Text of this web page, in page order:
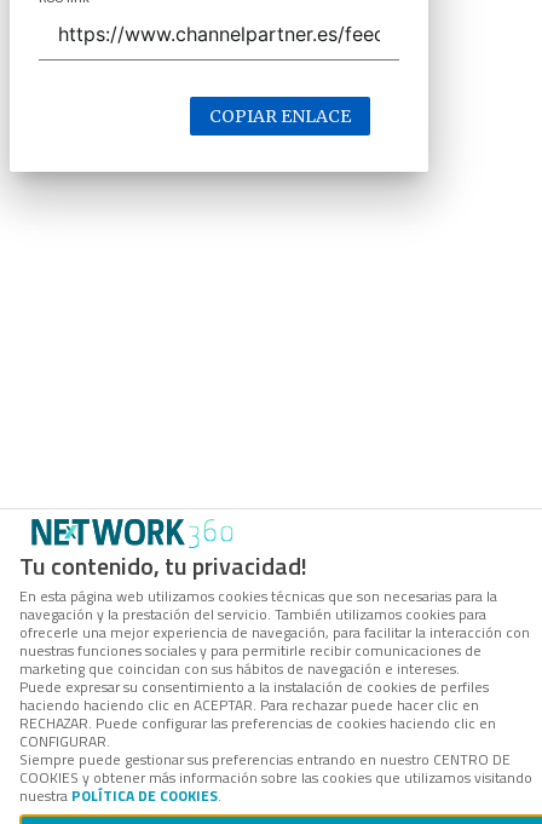
Tu contenido, tu privacidad!
En esta página web utilizamos cookies técnicas que son necesarias para la
navegación y la prestación del servicio. También utilizamos cookies para
ofrecerle una mejor experiencia de navegación, para facilitar la interacción con
nuestras funciones sociales y para permitirle recibir comunicaciones de
marketing que coincidan con sus hábitos de navegación e intereses.
Puede expresar su consentimiento a la instalación de cookies de perfiles
haciendo haciendo clic en ACEPTAR. Para rechazar puede hacer clic en
RECHAZAR. Puede configurar las preferencias de cookies haciendo clic en
CONFIGURAR.
Siempre puede gestionar sus preferencias entrando en nuestro CENTRO DE
COOKIES y obtener más información sobre las cookies que utilizamos visitando
nuestra POLÍTICA DE COOKIES.
COPIAR ENLACE